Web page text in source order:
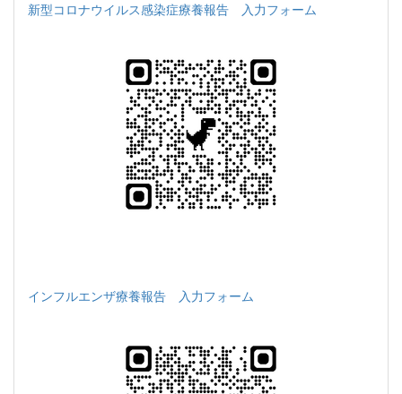
新型コロナウイルス感染症療養報告 入力フォーム
インフルエンザ療養報告 入力フォーム